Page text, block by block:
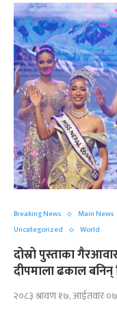
Breaking News Main News
Uncategorized
World
दोस्रो पुस्ताका
दीपमाला ढकाल बनिन्
२०८३ श्रावण १७, आईतवार